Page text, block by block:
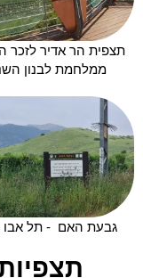
תצפית הר אדיר לזכר
ממלחמת לבנון
גבעת האם - תל אבו